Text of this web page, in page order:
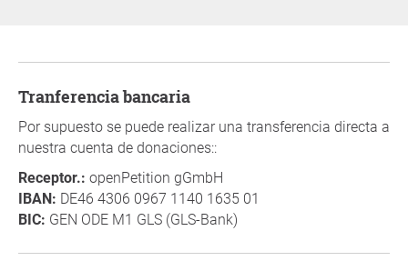
Tranferencia bancaria
Por supuesto se puede realizar una transferencia directa a
nuestra cuenta de donaciones::
Receptor.: openPetition gGmbH
IBAN: DE46 4306 0967 1140 1635 01
BIC: GEN ODE M1 GLS (GLS-Bank)